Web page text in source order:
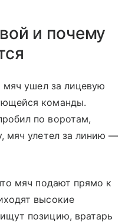
и почему
мяч ушел за лицевую
команды.
по воротам,
мяч улетел за линию —
мяч подают прямо к
высокие
позицию, вратарь